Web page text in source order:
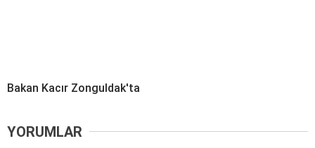
Bakan Kacır Zonguldak'ta
YORUMLAR